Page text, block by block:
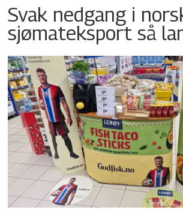
Svak nedgang i
sjømateksport så